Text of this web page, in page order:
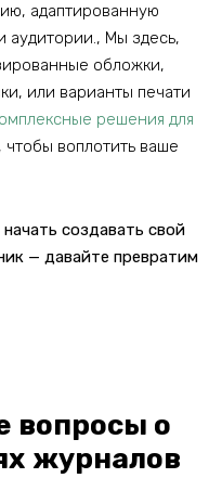
адаптированную
аудитории., Мы здесь,
обложки,
или варианты печати
решения для
чтобы воплотить ваше
создавать свой
— давайте превратим
вопросы о
журналов